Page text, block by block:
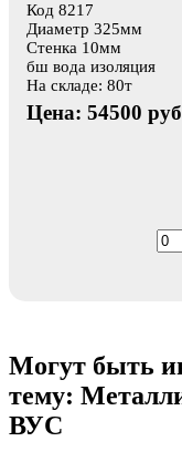
Код 8217
Диаметр 325мм
Стенка 10мм
бш вода изоляция
На складе: 80т
Цена: 54500
Могут быть
тему:
ВУС